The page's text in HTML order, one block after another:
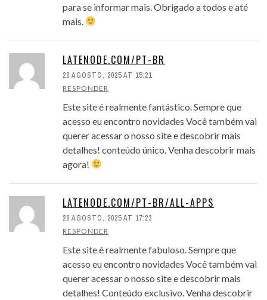
para se informar mais. Obrigado a todos e até
mais.
LATENODE.COM/PT-BR
28 AGOSTO, 2025 AT 15:21
RESPONDER
Este site é realmente fantástico. Sempre que
acesso eu encontro novidades Você também vai
querer acessar o nosso site e descobrir mais
detalhes! conteúdo único. Venha descobrir mais
agora!
LATENODE.COM/PT-BR/ALL-APPS
28 AGOSTO, 2025 AT 17:23
RESPONDER
Este site é realmente fabuloso. Sempre que
acesso eu encontro novidades Você também vai
querer acessar o nosso site e descobrir mais
detalhes! Conteúdo exclusivo. Venha descobrir